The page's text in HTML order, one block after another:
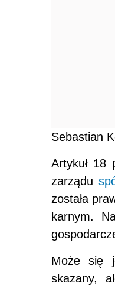
Sebastian
Artykuł 18
zarządu
została
karnym.
Może się
skazany,